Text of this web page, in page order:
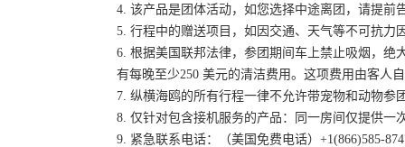
4. 该产品是团体活动，如您选择中途离团，请提
5. 行程中的赠送项目，如因交通、天气等不可抗
6. 根据美国联邦法律，参团期间车上禁止吸烟，
有每晚至少250 美元的清洁费用。这项费用由客人
7. 纵横海鸥的所有行程一律不允许带宠物和动物参
8. 仅针对包含接机服务的产品：同一房间仅提供
9. 紧急联系电话：（美国免费电话）+1(866)585-